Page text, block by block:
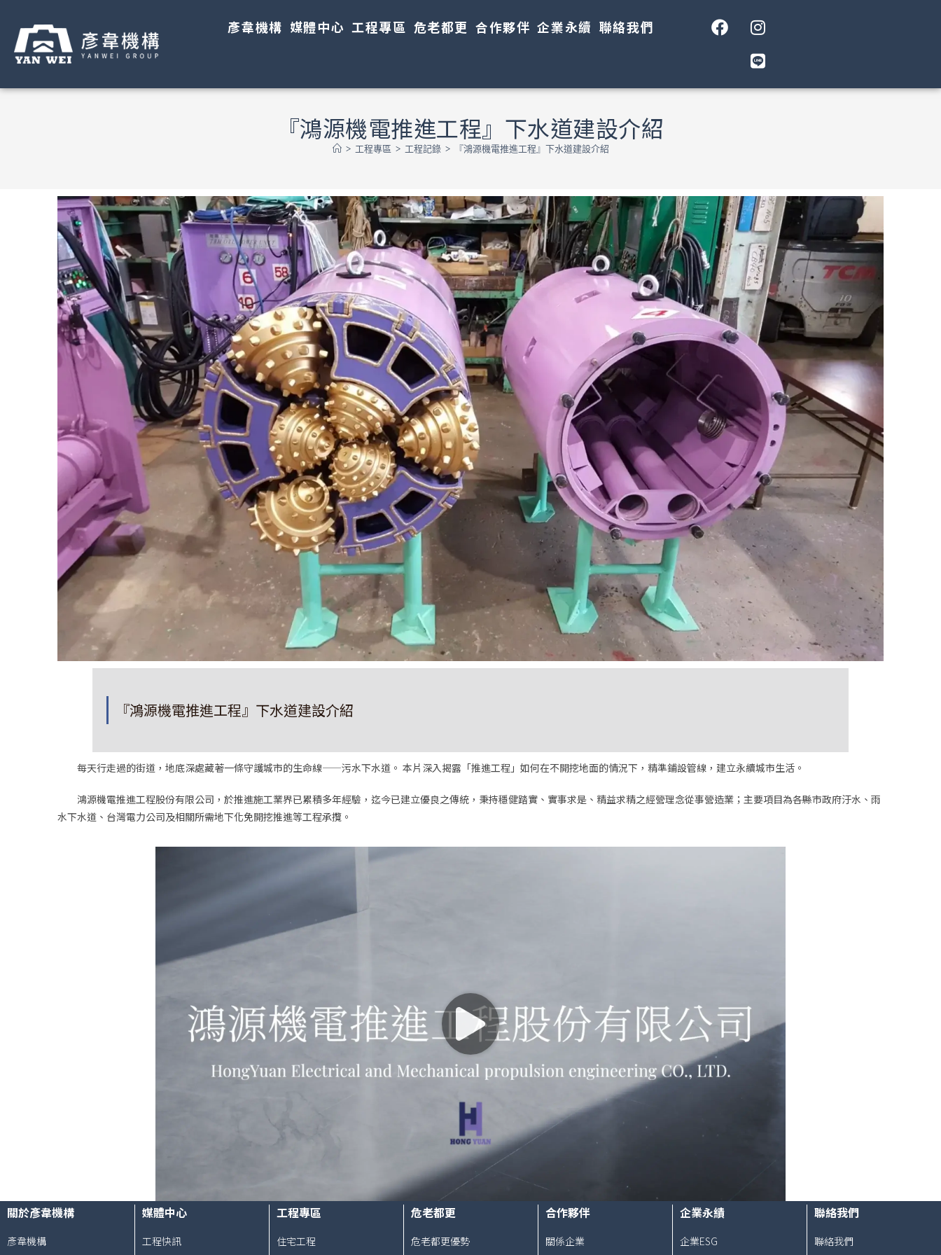
彥韋機構 媒體中心 工程專區 危老都更 合作夥伴 企業永續 聯絡我們
『鴻源機電推進工程』下水道建設介紹
> 工程專區 > 工程記錄 > 『鴻源機電推進工程』下水道建設介紹
『鴻源機電推進工程』下水道建設介紹
每天行走過的街道，地底深處藏著一條守護城市的生命線——污水下水道。 本片深入揭露「推進工程」如何在不開挖地面的情況下，精準鋪設管線，建立永續城市生活。
鴻源機電推進工程股份有限公司，於推進施工業界已累積多年經驗，迄今已建立優良之傳統，秉持穩健踏實、實事求是、精益求精之經營理念從事營造業；主要項目為各縣市政府汙水、雨
水下水道、台灣電力公司及相關所需地下化免開挖推進等工程承攬。
關於彥韋機構
彥韋機構
媒體中心
工程快訊
工程專區
住宅工程
危老都更
危老都更優勢
合作夥伴
關係企業
企業永績
企業ESG
聯絡我們
聯絡我們